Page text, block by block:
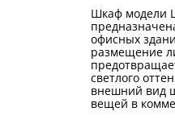
Шкаф модели
офисных
размещение
светлого
внешний вид
вещей в